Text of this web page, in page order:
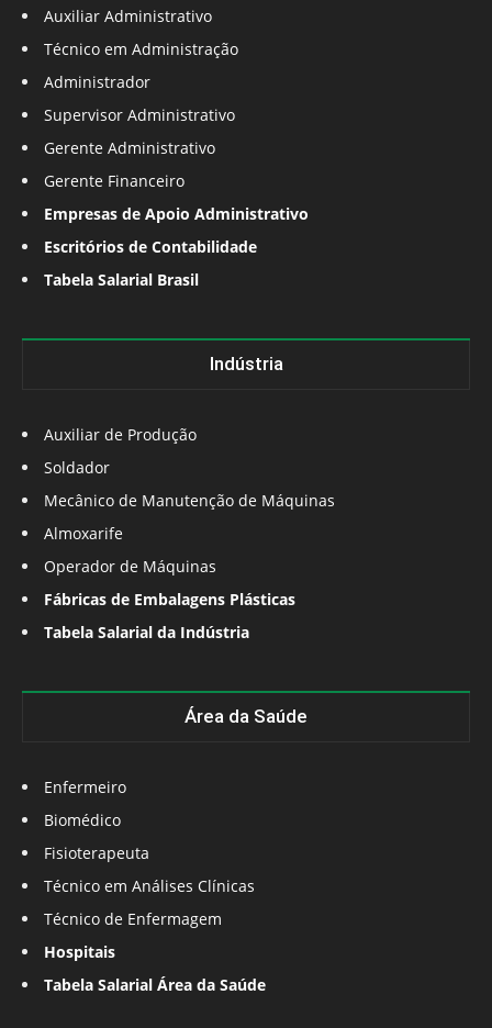
Auxiliar Administrativo
Técnico em Administração
Administrador
Supervisor Administrativo
Gerente Administrativo
Gerente Financeiro
Empresas de Apoio Administrativo
Escritórios de Contabilidade
Tabela Salarial Brasil
Indústria
Auxiliar de Produção
Soldador
Mecânico de Manutenção de Máquinas
Almoxarife
Operador de Máquinas
Fábricas de Embalagens Plásticas
Tabela Salarial da Indústria
Área da Saúde
Enfermeiro
Biomédico
Fisioterapeuta
Técnico em Análises Clínicas
Técnico de Enfermagem
Hospitais
Tabela Salarial Área da Saúde